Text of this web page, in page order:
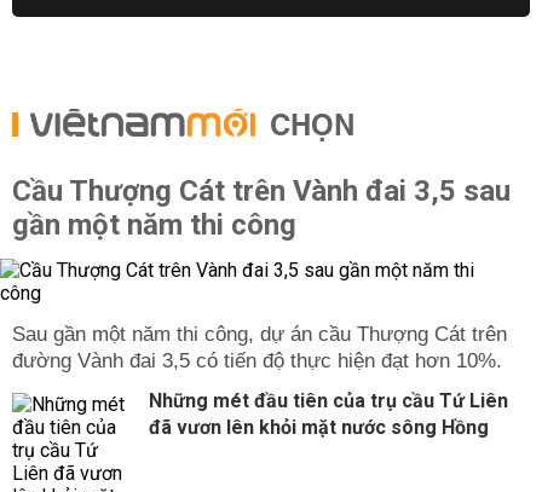
CHỌN
Cầu Thượng Cát trên Vành đai 3,5 sau
gần một năm thi công
Sau gần một năm thi công, dự án cầu Thượng Cát trên
đường Vành đai 3,5 có tiến độ thực hiện đạt hơn 10%.
Những mét đầu tiên của trụ cầu Tứ Liên
đã vươn lên khỏi mặt nước sông Hồng